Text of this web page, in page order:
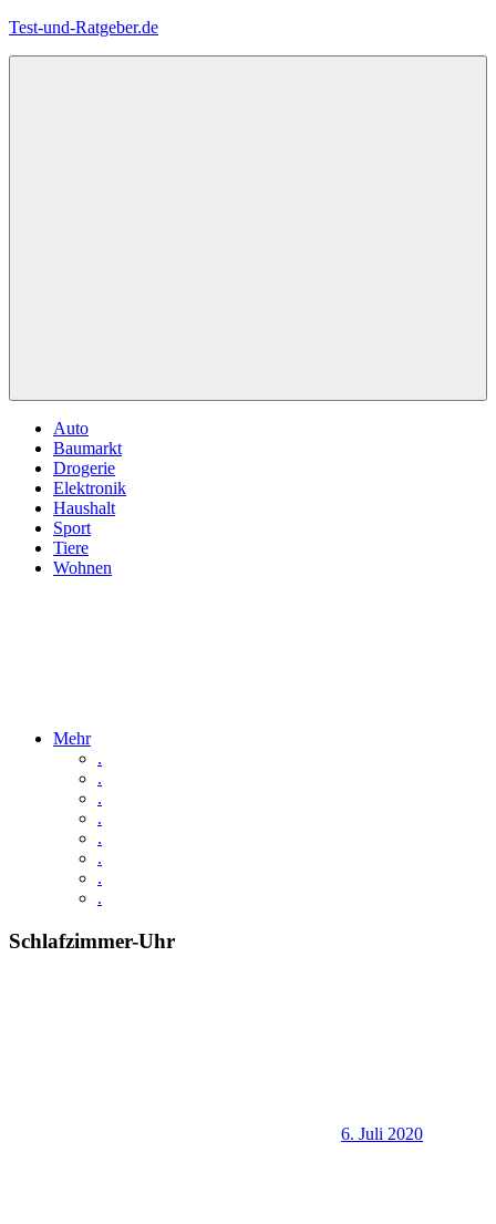
Zum
Test-und-Ratgeber.de
Auto
Baumarkt
Drogerie
Elektronik
Haushalt
Sport
Tiere
Wohnen
Mehr
.
.
.
.
.
.
.
.
Schlafzimmer-Uhr
6. Juli 2020